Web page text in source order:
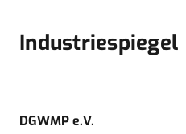
Industriespiegel
DGWMP e.V.